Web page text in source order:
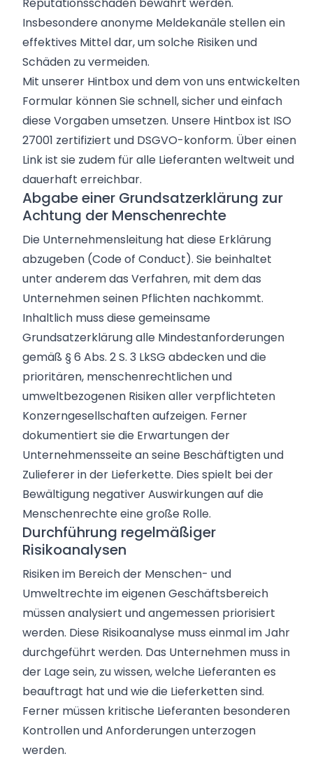
Insbesondereanonyme Meldekanälestellen ein
effektives Mittel dar, um solche Risiken und
Schäden zu vermeiden.
Mit unserer Hintbox und dem von uns entwickelten
Formular können Sie schnell, sicher und einfach
diese Vorgaben umsetzen. Unsere Hintbox ist ISO
27001 zertifiziert und DSGVO-konform. Über einen
Link ist sie zudem für alle Lieferanten weltweit und
dauerhaft erreichbar.
Abgabe einer Grundsatzerklärung zur
Achtung der Menschenrechte
Die Unternehmensleitung hat diese Erklärung
abzugeben (Code of Conduct). Sie beinhaltet
unter anderem das Verfahren, mit dem das
Unternehmen seinen Pflichten nachkommt.
Inhaltlich muss diese gemeinsame
Grundsatzerklärung alle Mindestanforderungen
gemäß § 6 Abs. 2 S. 3 LkSG abdecken und die
prioritären, menschenrechtlichen und
umweltbezogenen Risiken aller verpflichteten
Konzerngesellschaften aufzeigen. Ferner
dokumentiert sie die Erwartungen der
Unternehmensseite an seine Beschäftigten und
Zulieferer in der Lieferkette. Dies spielt bei der
Bewältigung negativer Auswirkungen auf die
Menschenrechte eine große Rolle.
Durchführung regelmäßiger
Risikoanalysen
Risiken im Bereich der Menschen- und
Umweltrechte im eigenen Geschäftsbereich
müssen analysiert und angemessen priorisiert
werden. Diese Risikoanalyse muss einmal im Jahr
durchgeführt werden. Das Unternehmen muss in
der Lage sein, zu wissen, welche Lieferanten es
beauftragt hat und wie die Lieferketten sind.
Ferner müssen kritische Lieferanten besonderen
Kontrollen und Anforderungen unterzogen
werden.